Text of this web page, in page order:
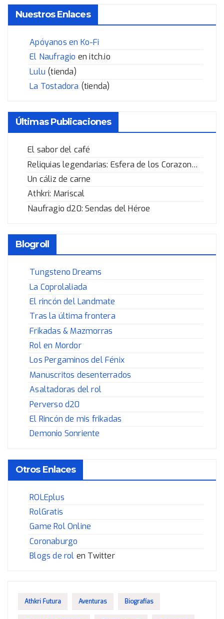
Nuestros Enlaces
Apóyanos en Ko-Fi
El Naufragio en itch.io
Lulu (tienda)
La Tostadora (tienda)
Últimas Publicaciones
El sabor del café
Reliquias legendarias: Esfera de los Corazones Rotos
Un cáliz de carne
Athkri: Mariscal
Naufragio d20: Sendas del Héroe
Blogroll
Tungsteno Dreams
La Coprolaliada
El rincón del Landmate
Tras la última frontera
Frikadas & Mazmorras
Rol en Mordor
Los Pergaminos del Fénix
Manuscritos desenterrados
Asaltadoras del rol
Perverso d20
El Rincón de mis frikadas
Demonio Sonriente
Otros Enlaces
ROLEplus
RolGratis
Game Rol Online
Coronaburgo
Blogs de rol en Twitter
Athkri Futura Aventuras Biografías